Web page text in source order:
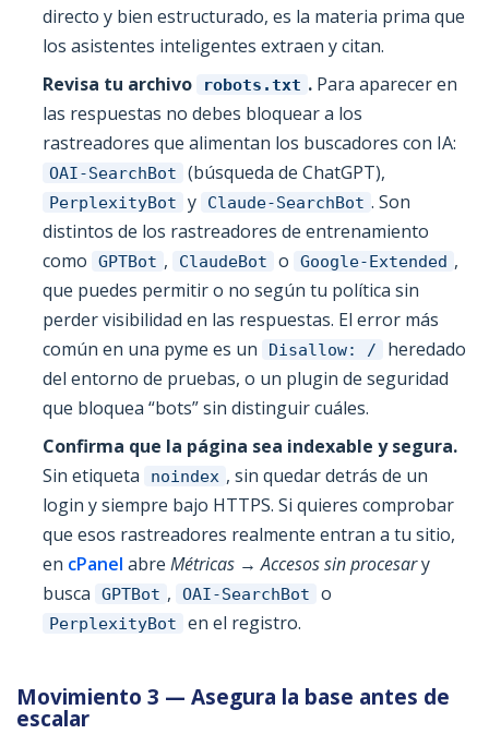
directo y bien estructurado, es la materia prima que
los asistentes inteligentes extraen y citan.
Revisa tu archivo
robots.txt . Para aparecer en
las respuestas no debes bloquear a los
rastreadores que alimentan los buscadores con IA:
OAI-SearchBot (búsqueda de ChatGPT),
PerplexityBot y Claude-SearchBot . Son
distintos de los rastreadores de entrenamiento
como
GPTBot , ClaudeBot o Google-Extended ,
que puedes permitir o no según tu política sin
perder visibilidad en las respuestas. El error más
común en una pyme es un
Disallow: /
heredado
del entorno de pruebas, o un plugin de seguridad
que bloquea “bots” sin distinguir cuáles.
Confirma que la página sea indexable y segura.
Sin etiqueta
noindex , sin quedar detrás de un
login y siempre bajo HTTPS. Si quieres comprobar
que esos rastreadores realmente entran a tu sitio,
en cPanel abre Métricas → Accesos sin procesary
busca
GPTBot , OAI-SearchBot o
PerplexityBot en el registro.
Movimiento 3 — Asegura la base antes de
escalar